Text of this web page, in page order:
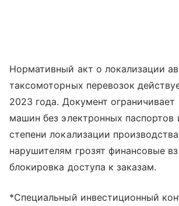
Нормативный акт о локализации
таксомоторных перевозок
2023 года. Документ ограничивает
машин без электронных
степени локализации
нарушителям грозят финансовые
блокировка доступа к заказам.
*Специальный инвестиционный